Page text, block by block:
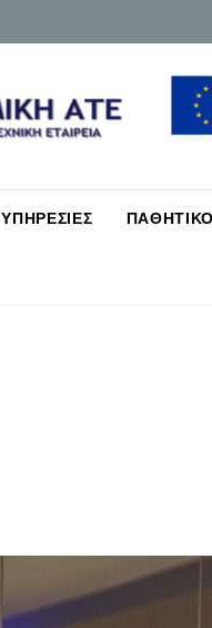
ΥΠΗΡΕΣΙΕΣ